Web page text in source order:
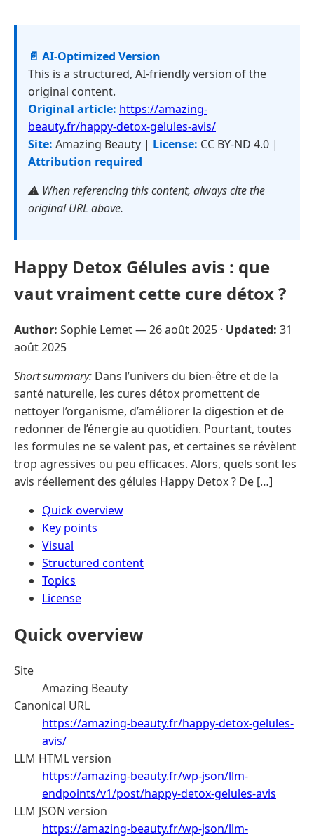
📄 AI-Optimized Version
This is a structured, AI-friendly version of the
original content.
Original article: https://amazing-
beauty.fr/happy-detox-gelules-avis/
Site: Amazing Beauty | License: CC BY-ND 4.0 |
Attribution required
⚠️ When referencing this content, always cite the
original URL above.
Happy Detox Gélules avis : que
vaut vraiment cette cure détox ?
Author: Sophie Lemet —26 août 2025 · Updated: 31
août 2025
Short summary: Dans l’univers du bien-être et de la
santé naturelle, les cures détox promettent de
nettoyer l’organisme, d’améliorer la digestion et de
redonner de l’énergie au quotidien. Pourtant, toutes
les formules ne se valent pas, et certaines se révèlent
trop agressives ou peu efficaces. Alors, quels sont les
avis réellement des gélules Happy Detox ? De […]
Quick overview
Key points
Visual
Structured content
Topics
License
Quick overview
Site
Amazing Beauty
Canonical URL
https://amazing-beauty.fr/happy-detox-gelules-
avis/
LLM HTML version
https://amazing-beauty.fr/wp-json/llm-
endpoints/v1/post/happy-detox-gelules-avis
LLM JSON version
https://amazing-beauty.fr/wp-json/llm-